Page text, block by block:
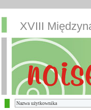
XVIII